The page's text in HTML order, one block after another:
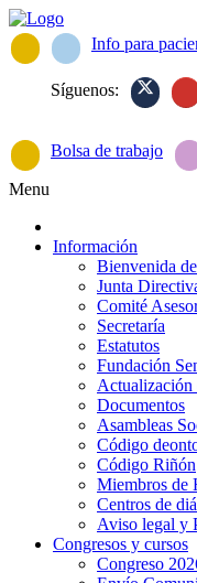
Info para
Síguenos:
Bolsa de trabajo
Menu
Información
Bienvenida
Junta
Comité
Secretaría
Estatutos
Fundación
Actualización
Documentos
Asambleas
Código
Código Riñón
Miembros de
Centros de
Aviso legal y
Congresos y cursos
Congreso